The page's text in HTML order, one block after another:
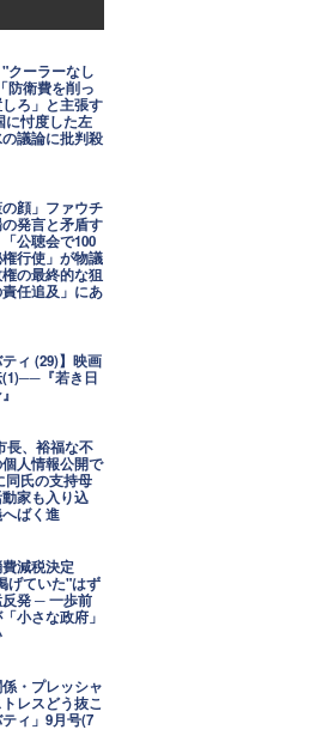
"クーラーなし
防衛費を削っ
ろ」と主張す
に忖度した左
議論に批判殺
の顔」ファウチ
発言と矛盾す
公聴会で100
行使」が物議
の最終的な狙
任追及」にあ
ティ (29)】映画
『若き日
長、裕福な不
人情報公開で
氏の支持母
家も入り込
ばく進
減税決定
げていた"はず
発 ─ 一歩前
小さな政府」
・プレッシャ
レスどう抜こ
ィ」9月号(7